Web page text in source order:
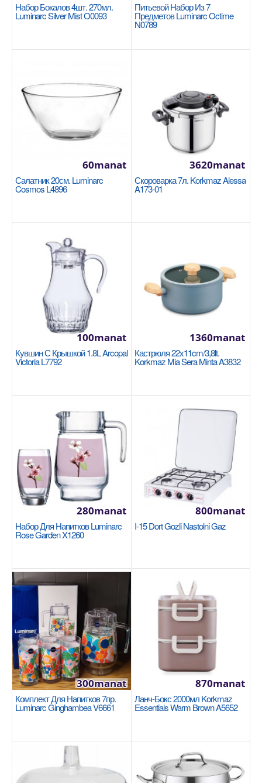
KORKMAZ
200manat
Availability
Добавь в сравнения
В избранные
Кастрюля 24x10см/4.5л Korkmaz Proline
Gastro A2739
Размер: 24x10см / 4.5л 18/10 Cr-Ni нержавеющая
сталь Основание суперкапсулы, обеспечивающее
однор..
1420manat
Availability
В Корзину
Добавь в сравнения
Сковорода 28см Tefal Excellence G2690672
TEFAL
себя Titanium Anti-Scratch - лучшее
антипригарное покры..
Набор Бокалов 4шт. 270мл.
Luminarc Silver Mist O0093
Питьевой Набор Из 7
Предметов Luminarc Octime
N0789
Салатник 20см. Luminarc
Cosmos L4896
60manat
Скороварка 7л. Korkmaz Alessa
A173-01
3620manat
Кувшин С Крышкой 1.8L Arcopal
Victoria L7792
100manat
Кастрюля 22x11cm/3,8lt.
Korkmaz Mia Sera Minta A3832
1360manat
Набор Для Напитков Luminarc
Rose Garden X1260
280manat
I-15 Dort Gozli Nastolni Gaz
800manat
Комплект Для Напитков 7пр.
Luminarc Ginghambea V6661
300manat
Ланч-Бокс 2000мл Korkmaz
Essentials Warm Brown A5652
870manat